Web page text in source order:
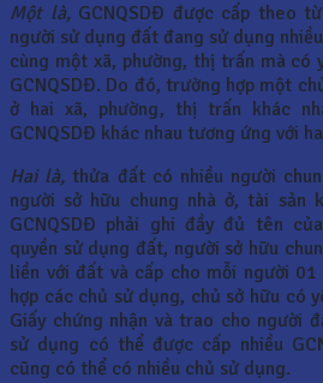
Một là,GCNQSDĐ được cấp theo
người sử dụng đất đang sử dụng
cùng một xã, phường, thị trấn mà có
GCNQSDĐ. Do đó, trường hợp một
ở hai xã, phường, thị trấn khác
GCNQSDĐ khác nhau tương ứng với
Hai là, thửa đất có nhiều người
người sở hữu chung nhà ở, tài sản
GCNQSDĐ phải ghi đầy đủ tên
quyền sử dụng đất, người sở hữu
liền với đất và cấp cho mỗi người 01
hợp các chủ sử dụng, chủ sở hữu có
Giấy chứng nhận và trao cho người
sử dụng có thể được cấp nhiều
cũng có thể có nhiều chủ sử dụng.